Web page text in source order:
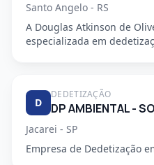
Santo Angelo - RS
A Douglas Atkinson de
especializada em
D
DEDETIZAÇÃO
Jacarei - SP
Empresa de Dedetização